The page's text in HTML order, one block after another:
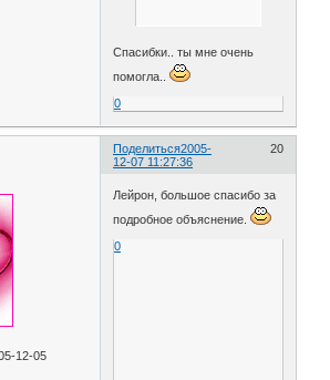
Спасибки.. ты мне очень
помогла..
0
Поделиться 20
2005-
12-07 11:27:36
12-05
Лейрон, большое спасибо за
подробное объяснение.
0